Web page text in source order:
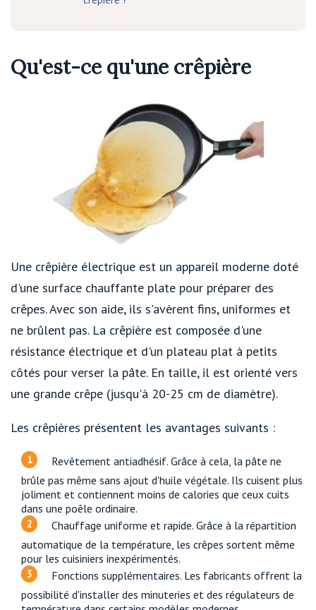
Qu'est-ce qu'une crêpière
Une crêpière électrique est un appareil moderne doté
d'une surface chauffante plate pour préparer des
crêpes. Avec son aide, ils s'avèrent fins, uniformes et
ne brûlent pas. La crêpière est composée d'une
résistance électrique et d'un plateau plat à petits
côtés pour verser la pâte. En taille, il est orienté vers
une grande crêpe (jusqu'à 20-25 cm de diamètre).
Les crêpières présentent les avantages suivants :
Revêtement antiadhésif. Grâce à cela, la pâte ne
brûle pas même sans ajout d'huile végétale. Ils cuisent plus
joliment et contiennent moins de calories que ceux cuits
dans une poêle ordinaire.
Chauffage uniforme et rapide. Grâce à la répartition
automatique de la température, les crêpes sortent même
pour les cuisiniers inexpérimentés.
Fonctions supplémentaires. Les fabricants offrent la
possibilité d'installer des minuteries et des régulateurs de